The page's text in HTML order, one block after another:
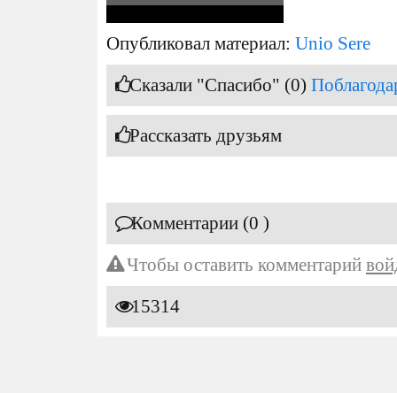
Опубликовал материал: Unio Sere
Сказали "Спасибо" (0)
Рассказать друзьям
Комментарии (0 )
Чтобы оставить комментарий
15314